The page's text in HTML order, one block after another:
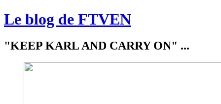
Le blog de FTVEN
"KEEP KARL AND CARRY ON" ...